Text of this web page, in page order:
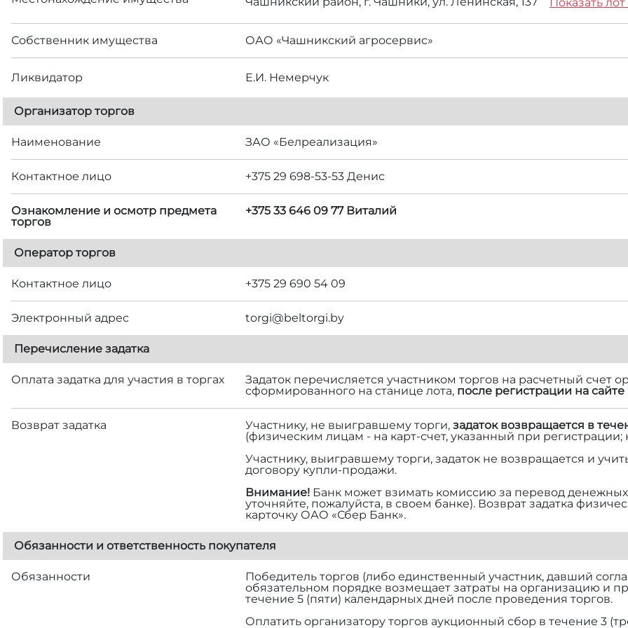
Собственник имущества ОАО «Чашникский агросервис»
Ликвидатор Е.И. Немерчук
Организатор торгов
Наименование ЗАО «Белреализация»
Контактное лицо +375 29 698-53-53 Денис
Ознакомление и осмотр предмета
торгов
+375 33 646 09 77 Виталий
Оператор торгов
Контактное лицо +375 29 690 54 09
Электронный адрес torgi@beltorgi.by
Перечисление задатка
Оплата задатка для участия в торгах
Задаток перечисляется участником торгов на расчетный счет
сформированного на станице лота, после регистрации на сайте
Возврат задатка Участнику, не выигравшему торги, задаток возвращается в
(физическим лицам - на карт-счет, указанный при
Участнику, выигравшему торги, задаток не возвращается и
договору купли-продажи.
Внимание! Банк может взимать комиссию за перевод
уточняйте, пожалуйста, в своем банке). Возврат задатка
карточку ОАО «Сбер Банк».
Обязанности и ответственность покупателя
Обязанности
Победитель торгов (либо единственный участник, давший
обязательном порядке возмещает затраты на организацию и
течение 5 (пяти) календарных дней после проведения торгов.
Оплатить организатору торгов аукционный сбор в течение 3